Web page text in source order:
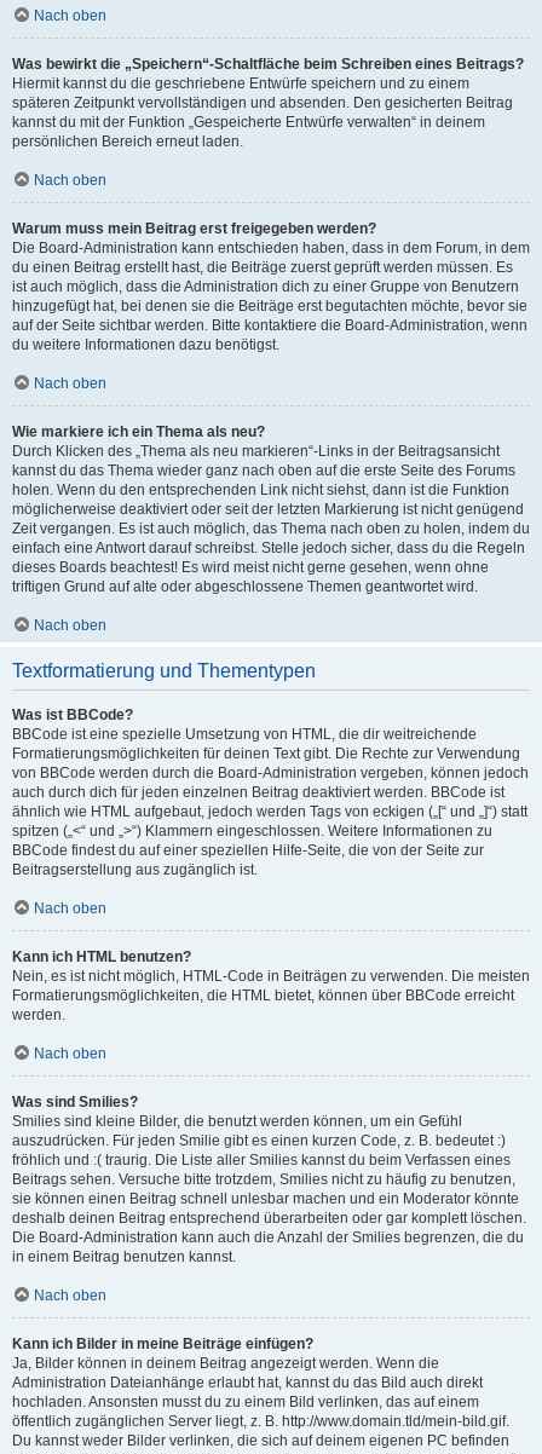
Nach oben
Was bewirkt die „Speichern“-Schaltfläche beim Schreiben eines Beitrags?
Hiermit kannst du die geschriebene Entwürfe speichern und zu einem
späteren Zeitpunkt vervollständigen und absenden. Den gesicherten Beitrag
kannst du mit der Funktion „Gespeicherte Entwürfe verwalten“ in deinem
persönlichen Bereich erneut laden.
Nach oben
Warum muss mein Beitrag erst freigegeben werden?
Die Board-Administration kann entschieden haben, dass in dem Forum, in dem
du einen Beitrag erstellt hast, die Beiträge zuerst geprüft werden müssen. Es
ist auch möglich, dass die Administration dich zu einer Gruppe von Benutzern
hinzugefügt hat, bei denen sie die Beiträge erst begutachten möchte, bevor sie
auf der Seite sichtbar werden. Bitte kontaktiere die Board-Administration, wenn
du weitere Informationen dazu benötigst.
Nach oben
Wie markiere ich ein Thema als neu?
Durch Klicken des „Thema als neu markieren“-Links in der Beitragsansicht
kannst du das Thema wieder ganz nach oben auf die erste Seite des Forums
holen. Wenn du den entsprechenden Link nicht siehst, dann ist die Funktion
möglicherweise deaktiviert oder seit der letzten Markierung ist nicht genügend
Zeit vergangen. Es ist auch möglich, das Thema nach oben zu holen, indem du
einfach eine Antwort darauf schreibst. Stelle jedoch sicher, dass du die Regeln
dieses Boards beachtest! Es wird meist nicht gerne gesehen, wenn ohne
triftigen Grund auf alte oder abgeschlossene Themen geantwortet wird.
Nach oben
Textformatierung und Thementypen
Was ist BBCode?
BBCode ist eine spezielle Umsetzung von HTML, die dir weitreichende
Formatierungsmöglichkeiten für deinen Text gibt. Die Rechte zur Verwendung
von BBCode werden durch die Board-Administration vergeben, können jedoch
auch durch dich für jeden einzelnen Beitrag deaktiviert werden. BBCode ist
ähnlich wie HTML aufgebaut, jedoch werden Tags von eckigen („[“ und „]“) statt
spitzen („<“ und „>“) Klammern eingeschlossen. Weitere Informationen zu
BBCode findest du auf einer speziellen Hilfe-Seite, die von der Seite zur
Beitragserstellung aus zugänglich ist.
Nach oben
Kann ich HTML benutzen?
Nein, es ist nicht möglich, HTML-Code in Beiträgen zu verwenden. Die meisten
Formatierungsmöglichkeiten, die HTML bietet, können über BBCode erreicht
werden.
Nach oben
Was sind Smilies?
Smilies sind kleine Bilder, die benutzt werden können, um ein Gefühl
auszudrücken. Für jeden Smilie gibt es einen kurzen Code, z. B. bedeutet :)
fröhlich und :( traurig. Die Liste aller Smilies kannst du beim Verfassen eines
Beitrags sehen. Versuche bitte trotzdem, Smilies nicht zu häufig zu benutzen,
sie können einen Beitrag schnell unlesbar machen und ein Moderator könnte
deshalb deinen Beitrag entsprechend überarbeiten oder gar komplett löschen.
Die Board-Administration kann auch die Anzahl der Smilies begrenzen, die du
in einem Beitrag benutzen kannst.
Nach oben
Kann ich Bilder in meine Beiträge einfügen?
Ja, Bilder können in deinem Beitrag angezeigt werden. Wenn die
Administration Dateianhänge erlaubt hat, kannst du das Bild auch direkt
hochladen. Ansonsten musst du zu einem Bild verlinken, das auf einem
öffentlich zugänglichen Server liegt, z. B. http://www.domain.tld/mein-bild.gif.
Du kannst weder Bilder verlinken, die sich auf deinem eigenen PC befinden